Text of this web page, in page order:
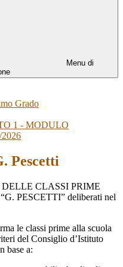
Menu di
Grado
1 - MODULO
Pescetti
CLASSI PRIME
PESCETTI” deliberati nel
le classi prime alla scuola
del Consiglio d’Istituto
base a: